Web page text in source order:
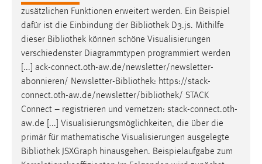
zusätzlichen Funktionen erweitert werden. Ein Beispiel
dafür ist die Einbindung der Bibliothek D3.js. Mithilfe
dieser Bibliothek können schöne Visualisierungen
verschiedenster Diagrammtypen programmiert werden
[...] ack-connect.oth-aw.de/newsletter/newsletter-
abonnieren/ Newsletter-Bibliothek: https://stack-
connect.oth-aw.de/newsletter/bibliothek/ STACK
Connect – registrieren und vernetzen: stack-connect.oth-
aw.de [...] Visualisierungsmöglichkeiten, die über die
primär für mathematische Visualisierungen ausgelegte
Bibliothek JSXGraph hinausgehen. Beispielaufgabe zum
staticfilecache
Zweck:
Für performante Seitenauslieferung wird in diesem Cookie
gespeichert, ob man eingeloggt ist.
Sprachpräferenz
Name:
site-language-preference
Zweck:
Das Cookie speichert die gewählte Sprache der Website.